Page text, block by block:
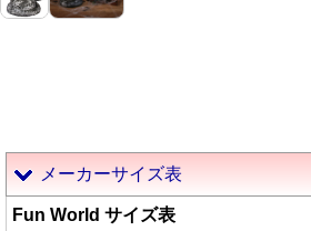
メーカーサイズ表
Fun World サイズ表